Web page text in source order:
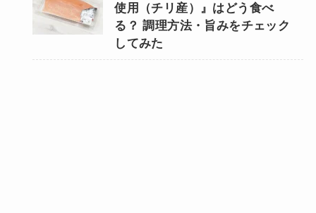
使用（チリ産）』はどう食べ
る？ 調理方法・旨みをチェック
してみた